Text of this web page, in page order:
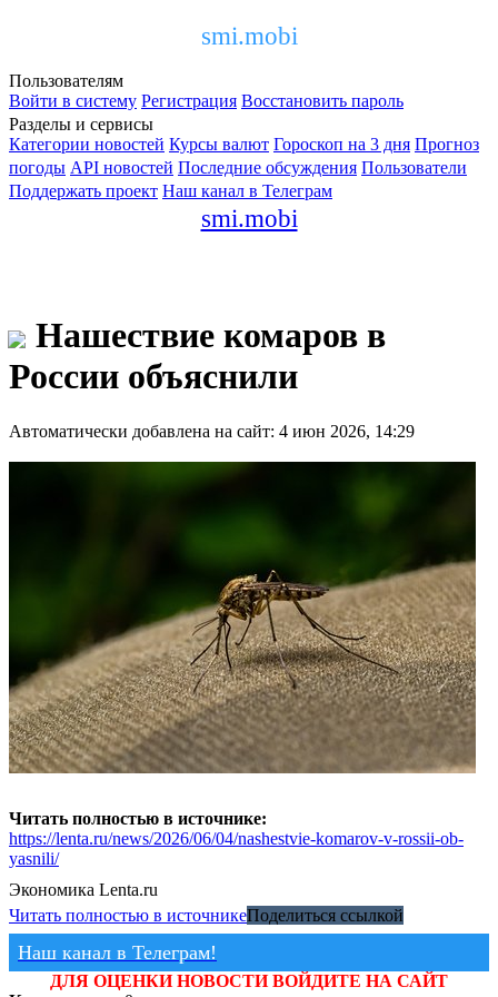
smi.mobi
Пользователям
Войти в систему Регистрация Восстановить пароль
Разделы и сервисы
Категории новостей Курсы валют Гороскоп на 3 дня Прогноз
погоды API новостей Последние обсуждения Пользователи
Поддержать проект Наш канал в Телеграм
smi.mobi
Нашествие комаров в
России объяснили
Автоматически добавлена на сайт: 4 июн 2026, 14:29
Читать полностью в источнике:
https://lenta.ru/news/2026/06/04/nashestvie-komarov-v-rossii-ob-
yasnili/
Экономика Lenta.ru
Читать полностью в источникеПоделиться ссылкой
Наш канал в Телеграм!
ДЛЯ ОЦЕНКИ НОВОСТИ ВОЙДИТЕ НА САЙТ